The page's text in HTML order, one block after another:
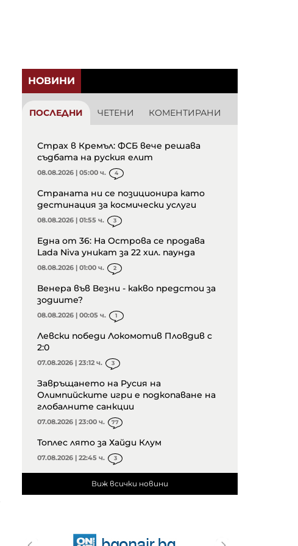
НОВИНИ
ПОСЛЕДНИ ЧЕТЕНИ КОМЕНТИРАНИ
Страх в Кремъл: ФСБ вече решава
съдбата на руския елит
08.08.2026 | 05:00 ч. 4
Страната ни се позиционира като
дестинация за космически услуги
08.08.2026 | 01:55 ч. 3
Една от 36: На Острова се продава
Lada Niva уникат за 22 хил. паунда
08.08.2026 | 01:00 ч. 2
Венера във Везни - какво предстои за
зодиите?
08.08.2026 | 00:05 ч. 1
Левски победи Локомотив Пловдив с
2:0
07.08.2026 | 23:12 ч. 3
Завръщането на Русия на
Олимпийските игри е подкопаване на
глобалните санкции
07.08.2026 | 23:00 ч. 77
Топлес лято за Хайди Клум
07.08.2026 | 22:45 ч. 3
Виж всички новини